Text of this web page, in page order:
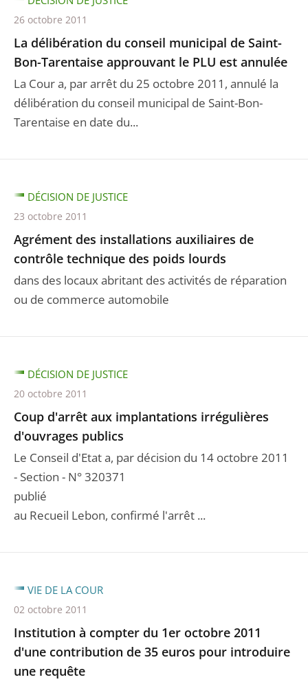
La délibération du conseil municipal de Saint-
Bon-Tarentaise approuvant le PLU est annulée
La Cour a, par arrêt du 25 octobre 2011, annulé la
délibération du conseil municipal de Saint-Bon-
Tarentaise en date du...
26 octobre 2011
Agrément des installations auxiliaires de
contrôle technique des poids lourds
dans des locaux abritant des activités de réparation
ou de commerce automobile
DÉCISION DE JUSTICE
23 octobre 2011
Coup d'arrêt aux implantations irrégulières
d'ouvrages publics
Le Conseil d'Etat a, par décision du 14 octobre 2011
- Section - N° 320371
publié
au Recueil Lebon, confirmé l'arrêt ...
DÉCISION DE JUSTICE
20 octobre 2011
Institution à compter du 1er octobre 2011
d'une contribution de 35 euros pour introduire
une requête
VIE DE LA COUR
02 octobre 2011